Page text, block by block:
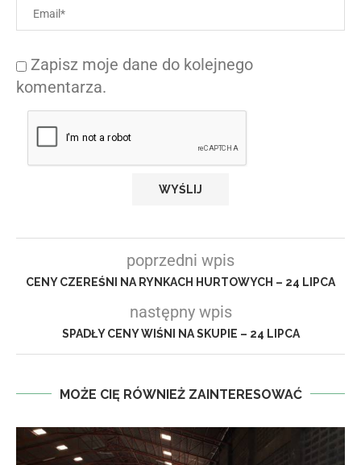
Zapisz moje dane do kolejnego
komentarza.
poprzedni wpis
CENY CZEREŚNI NA RYNKACH HURTOWYCH – 24 LIPCA
następny wpis
SPADŁY CENY WIŚNI NA SKUPIE – 24 LIPCA
MOŻE CIĘ RÓWNIEŻ ZAINTERESOWAĆ